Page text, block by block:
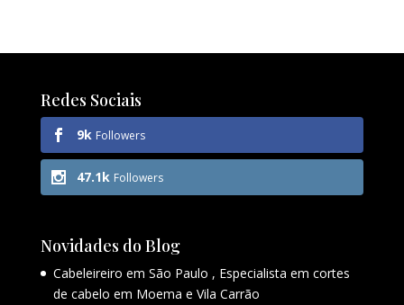
Redes Sociais
9k Followers
47.1k Followers
Novidades do Blog
Cabeleireiro em São Paulo , Especialista em cortes
de cabelo em Moema e Vila Carrão